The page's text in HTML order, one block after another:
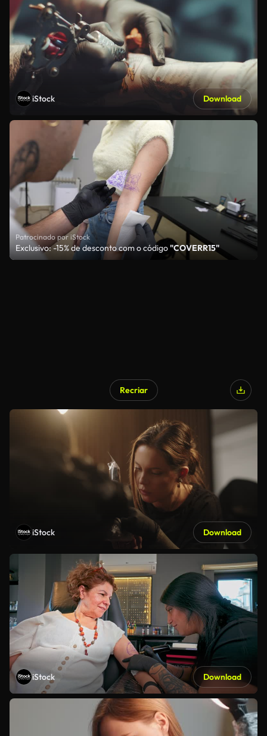
iStock Download
Patrocinado por iStock
Exclusivo: -15% de desconto com o código"COVERR15"
Recriar
iStock Download
iStock Download